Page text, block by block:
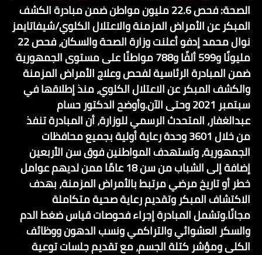
الصحة: فحص 22.6 مليون مواطن ضمن مبادرة الكشف
المبكر عن الأمراض المزمنة والاعتلال الكلوي/شيفاتايمز
نوال محمد إدفو أعلنت وزارة الصحة والسكان، فحص 22
مليونًا و599 ألفًا و788 مواطنًا على مستوى الجمهورية
ضمن المبادرة الرئاسية لفحص وعلاج الأمراض المزمنة
والكشف المبكر عن الاعتلال الكلوي، منذ إطلاقها في
سبتمبر 2021 وحتى الآن.وأوضح الدكتور حسام
عبدالغفار، المتحدث الرسمي للوزارة، أن المبادرة تنفذ
من خلال 3601 وحدة رعاية أولية بجميع محافظات
الجمهورية، وتستهدف المواطنين فوق سن الأربعين
إضافة إلى الشباب من سن 18 عامًا ممن لديهم عوامل
خطر أو تاريخ مرضي مرتبط بالأمراض المزمنة، بهدف
الاكتشاف المبكر وتقديم رعاية صحية متكاملة
مجانًا.وتشمل المبادرة إجراء فحوصات قياس ضغط الدم
والسكر العشوائي والتراكمي ونسب الدهون ووظائف
الكلى ومؤشر كتلة الجسم، مع تقديم جلسات توعية